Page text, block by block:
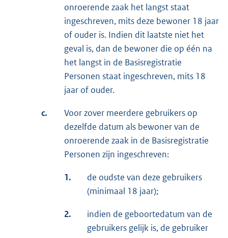
onroerende zaak het langst staat
ingeschreven, mits deze bewoner 18 jaar
of ouder is. Indien dit laatste niet het
geval is, dan de bewoner die op één na
het langst in de Basisregistratie
Personen staat ingeschreven, mits 18
jaar of ouder.
c.
Voor zover meerdere gebruikers op
dezelfde datum als bewoner van de
onroerende zaak in de Basisregistratie
Personen zijn ingeschreven:
1.
de oudste van deze gebruikers
(minimaal 18 jaar);
2.
indien de geboortedatum van de
gebruikers gelijk is, de gebruiker